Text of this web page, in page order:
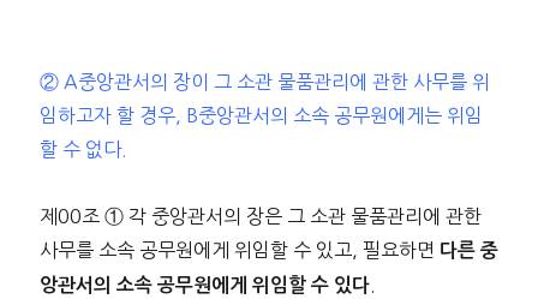
② A중앙관서의 장이 그 소관 물품관리에 관한 사무를 위
임하고자 할 경우, B중앙관서의 소속 공무원에게는 위임
할 수 없다.
제00조 ① 각 중앙관서의 장은 그 소관 물품관리에 관한
사무를 소속 공무원에게 위임할 수 있고, 필요하면 다른 중
앙관서의 소속 공무원에게 위임할 수 있다.